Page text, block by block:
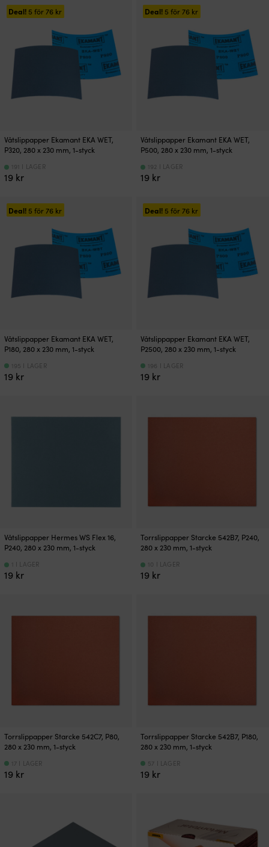
Deal! 5 för76 kr
Våtslippapper Ekamant EKA WET,
P320, 280 x 230 mm, 1-styck
19 kr
191 I LAGER
Deal! 5 för76 kr
Våtslippapper Ekamant EKA WET,
P500, 280 x 230 mm, 1-styck
19 kr
192 I LAGER
Deal! 5 för76 kr
Våtslippapper Ekamant EKA WET,
P180, 280 x 230 mm, 1-styck
19 kr
195 I LAGER
Deal! 5 för76 kr
Våtslippapper Ekamant EKA WET,
P2500, 280 x 230 mm, 1-styck
19 kr
196 I LAGER
Våtslippapper Hermes WS Flex 16,
P240, 280 x 230 mm, 1-styck
19 kr
1 I LAGER
Torrslippapper Starcke 542B7, P240,
280 x 230 mm, 1-styck
19 kr
10 I LAGER
Torrslippapper Starcke 542C7, P80,
280 x 230 mm, 1-styck
19 kr
17 I LAGER
Torrslippapper Starcke 542B7, P180,
280 x 230 mm, 1-styck
19 kr
57 I LAGER